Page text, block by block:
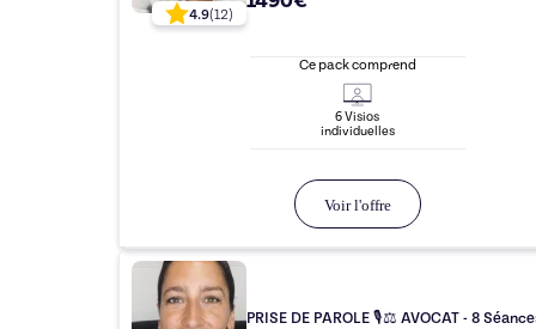
4.9(12)
Ce pack comprend
6Visios
individuelles
Voir l'offre
PRISE DE PAROLE 🎙⚖️ AVOCAT - 8